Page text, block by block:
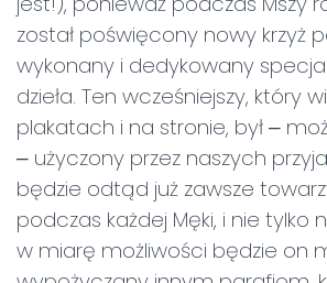
został poświęcony nowy krzyż
wykonany i dedykowany
dzieła. Ten wcześniejszy, który
plakatach i na stronie, był ‒
‒ użyczony przez naszych
będzie odtąd już zawsze
podczas każdej Męki, i nie tylko
w miarę możliwości będzie on